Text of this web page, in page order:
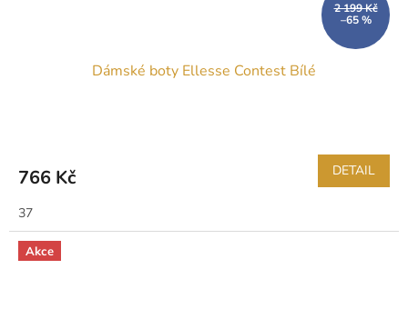
2 199 Kč
–65 %
Dámské boty Ellesse Contest Bílé
766 Kč DETAIL
37
Akce